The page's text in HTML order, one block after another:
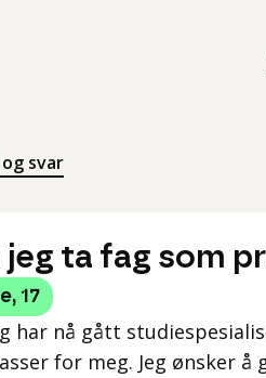
svar
jeg ta fag som
, 17
har nå gått
for meg. Jeg ønsker